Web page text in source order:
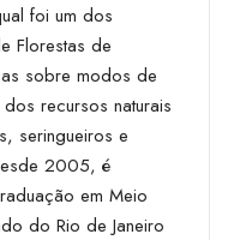
foi um dos
Florestas de
sobre modos de
recursos naturais
seringueiros e
2005, é
em Meio
do Rio de Janeiro